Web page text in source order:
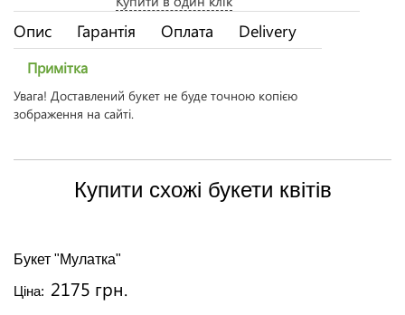
Опис Гарантія Оплата Delivery
Примітка
Увага! Доставлений букет не буде точною копією
зображення на сайті.
Купити схожі букети квітів
Букет "Мулатка"
Ціна: 2175 грн.